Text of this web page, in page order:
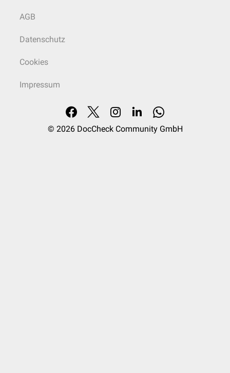
AGB
Datenschutz
Cookies
Impressum
© 2026 DocCheck Community GmbH